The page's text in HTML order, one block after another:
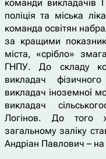
команди викладачів
поліція та міська
команда освітян
за кращими
міста, «срібло»
ГНПУ. До складу
викладач
викладач іноземної
викладач
Логінов. До того
загальному заліку
Андріан Павлович – на